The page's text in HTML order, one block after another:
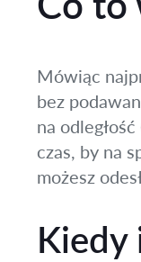
Mówiąc
bez
na
czas, by na
możesz
Kiedy